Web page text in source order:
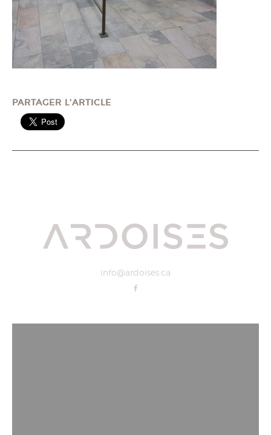
PARTAGER L'ARTICLE
info@ardoises.ca